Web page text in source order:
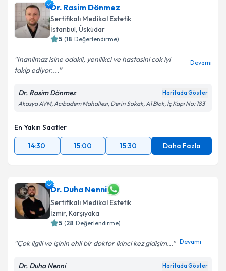
Dr. Rasim Dönmez
Sertifikalı Medikal Estetik
İstanbul, Üsküdar
5 (18 Değerlendirme)
Inanilmaz isine odakli, yenilikci ve hastasini cok iyi
takip ediyor....
Devamı
Dr. Rasim Dönmez Haritada Göster
Akasya AVM, Acıbadem Mahallesi, Derin Sokak, A1 Blok, İç Kapı No: 183
En Yakın Saatler
14:30
15:00 15:30 Daha Fazla
Dr. Duha Nenni
Sertifikalı Medikal Estetik
İzmir, Karşıyaka
5 (28 Değerlendirme)
Çok ilgili ve işinin ehli bir doktor ikinci kez gidişim... Devamı
Dr. Duha Nenni Haritada Göster